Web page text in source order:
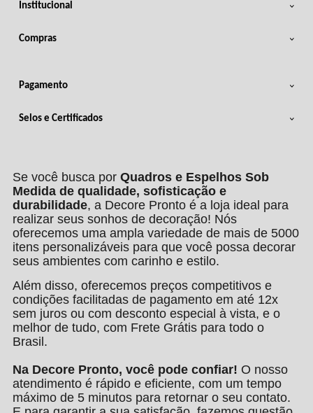
Institucional
Compras
Pagamento
Selos e Certificados
Se você busca por Quadros e Espelhos Sob
Medida de qualidade, sofisticação e
durabilidade, a Decore Pronto é a loja ideal para
realizar seus sonhos de decoração! Nós
oferecemos uma ampla variedade de mais de 5000
itens personalizáveis para que você possa decorar
seus ambientes com carinho e estilo.
Além disso, oferecemos preços competitivos e
condições facilitadas de pagamento em até 12x
sem juros ou com desconto especial à vista, e o
melhor de tudo, com Frete Grátis para todo o
Brasil.
Na Decore Pronto, você pode confiar! O nosso
atendimento é rápido e eficiente, com um tempo
máximo de 5 minutos para retornar o seu contato.